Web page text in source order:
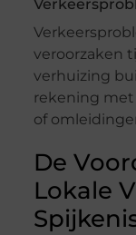
veroorzaken
verhuizing
rekening
of
De
Lokale